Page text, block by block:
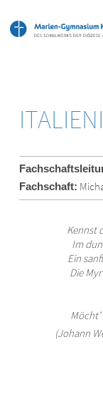
Fachschaft:
Kennst
Im
Ein
Die
(Johann